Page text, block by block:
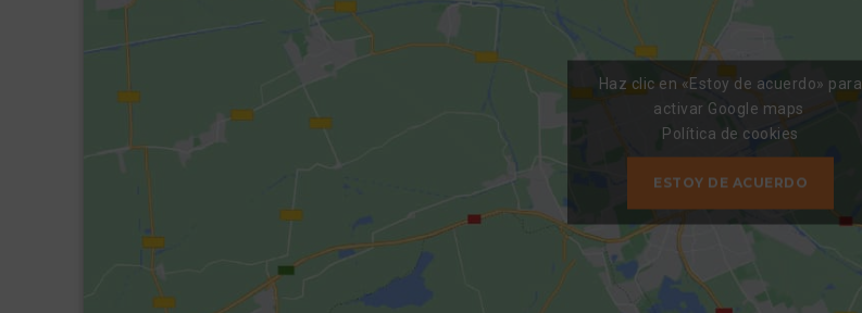
Haz clic en «Estoy de acuerdo» para
activar Google maps
Política de cookies
ESTOY DE ACUERDO